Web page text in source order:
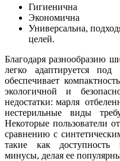
Гигиенична
Экономична
Универсальна,
целей.
Благодаря разнообразию
легко адаптируется
обеспечивает
экологичной и
недостатки: марля
нестерильные виды
Некоторые пользователи
сравнению с
такие как доступность
минусы, делая ее